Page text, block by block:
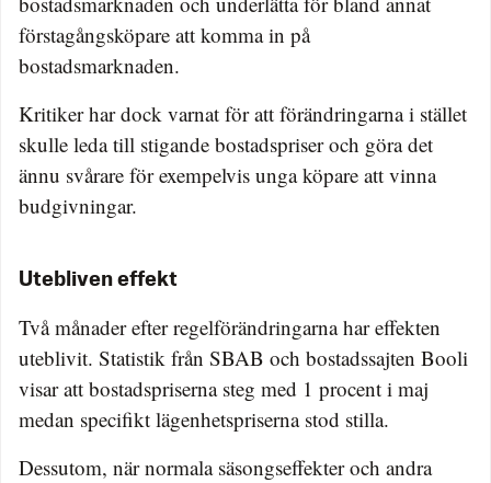
förstagångsköpare att komma in på
bostadsmarknaden.
Kritiker har dock varnat för att förändringarna i stället
skulle leda till stigande bostadspriser och göra det
ännu svårare för exempelvis unga köpare att vinna
budgivningar.
Utebliven effekt
Två månader efter regelförändringarna har effekten
uteblivit. Statistik från SBAB och bostadssajten Booli
visar att bostadspriserna steg med 1 procent i maj
medan specifikt lägenhetspriserna stod stilla.
Dessutom, när normala säsongseffekter och andra